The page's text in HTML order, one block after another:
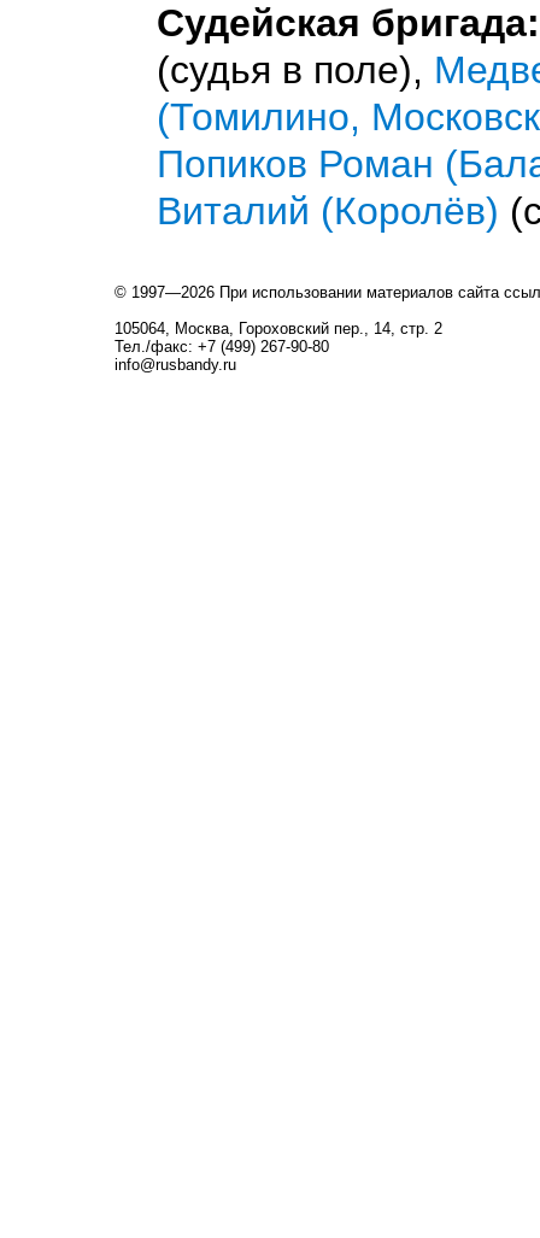
Судейская бригада:
(судья в поле),
(Томилино,
Попиков Роман
Виталий (Королёв)
© 1997—2026 При использовании материалов сайта
105064, Москва, Гороховский пер., 14, стр. 2
Тел./факс: +7 (499) 267-90-80
info@rusbandy.ru